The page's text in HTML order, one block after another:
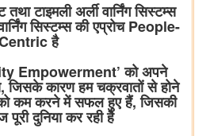
टाइमली अर्ली वार्निंग सिस्टम्स
सिस्टम्स की एप्रोच People-
है
Empowerment’ को अपने
जिसके कारण हम चक्रवातों से होने
को कम करने में सफल हुए हैं, जिसकी
दुनिया कर रही है